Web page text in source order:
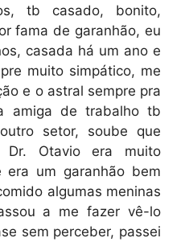
tb casado, bonito,
fama de garanhão, eu
casada há um ano e
muito simpático, me
e o astral sempre pra
amiga de trabalho tb
setor, soube que
Otavio era muito
era um garanhão bem
algumas meninas
a me fazer vê-lo
sem perceber, passei